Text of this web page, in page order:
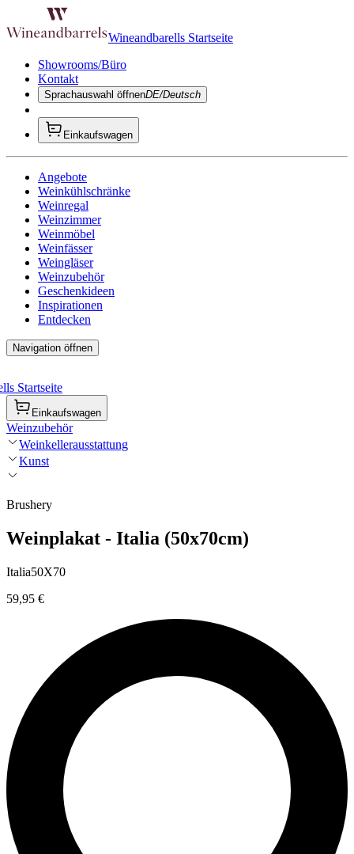
Wineandbarells Startseite
Showrooms/Büro
Kontakt
Sprachauswahl öffnenDE/Deutsch
Einkaufswagen
Angebote
Weinkühlschränke
Weinregal
Weinzimmer
Weinmöbel
Weinfässer
Weingläser
Weinzubehör
Geschenkideen
Inspirationen
Entdecken
Navigation öffnen
Startseite
Einkaufswagen
Weinzubehör
Weinkellerausstattung
Kunst
Brushery
Weinplakat - Italia (50x70cm)
Italia50X70
59,95 €